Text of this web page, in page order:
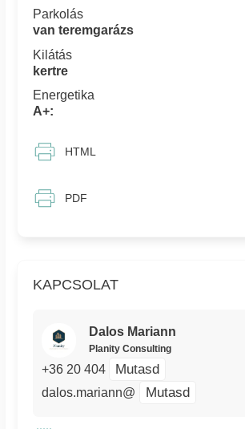
KAPCSOLAT
Dalos Mariann
Planity Consulting
+36 20 404 Mutasd
dalos.mariann@ Mutasd
Parkolás
van teremgarázs
Kilátás
kertre
Energetika
A+:
HTML
PDF